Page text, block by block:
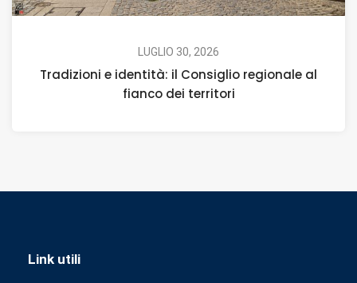
LUGLIO 30, 2026
Tradizioni e identità: il Consiglio regionale al
fianco dei territori
Link utili